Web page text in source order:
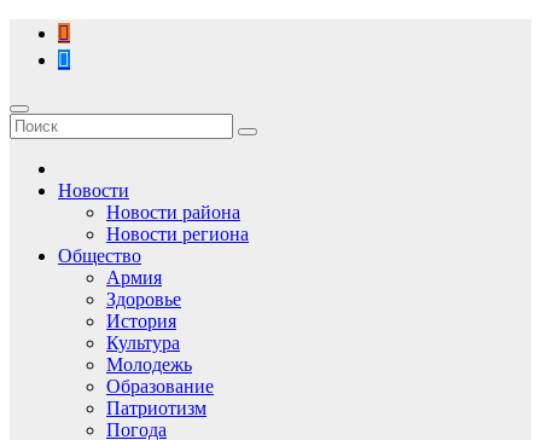
Перейти
содержимому
Новости
Новости района
Новости региона
Общество
Армия
Здоровье
История
Культура
Молодежь
Образование
Патриотизм
Погода